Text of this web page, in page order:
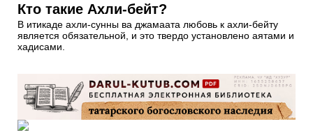
Кто такие Ахли-бейт?
В итикаде ахли-сунны ва джамаата любовь к ахли-бейту
является обязательной, и это твердо установлено аятами и
хадисами.